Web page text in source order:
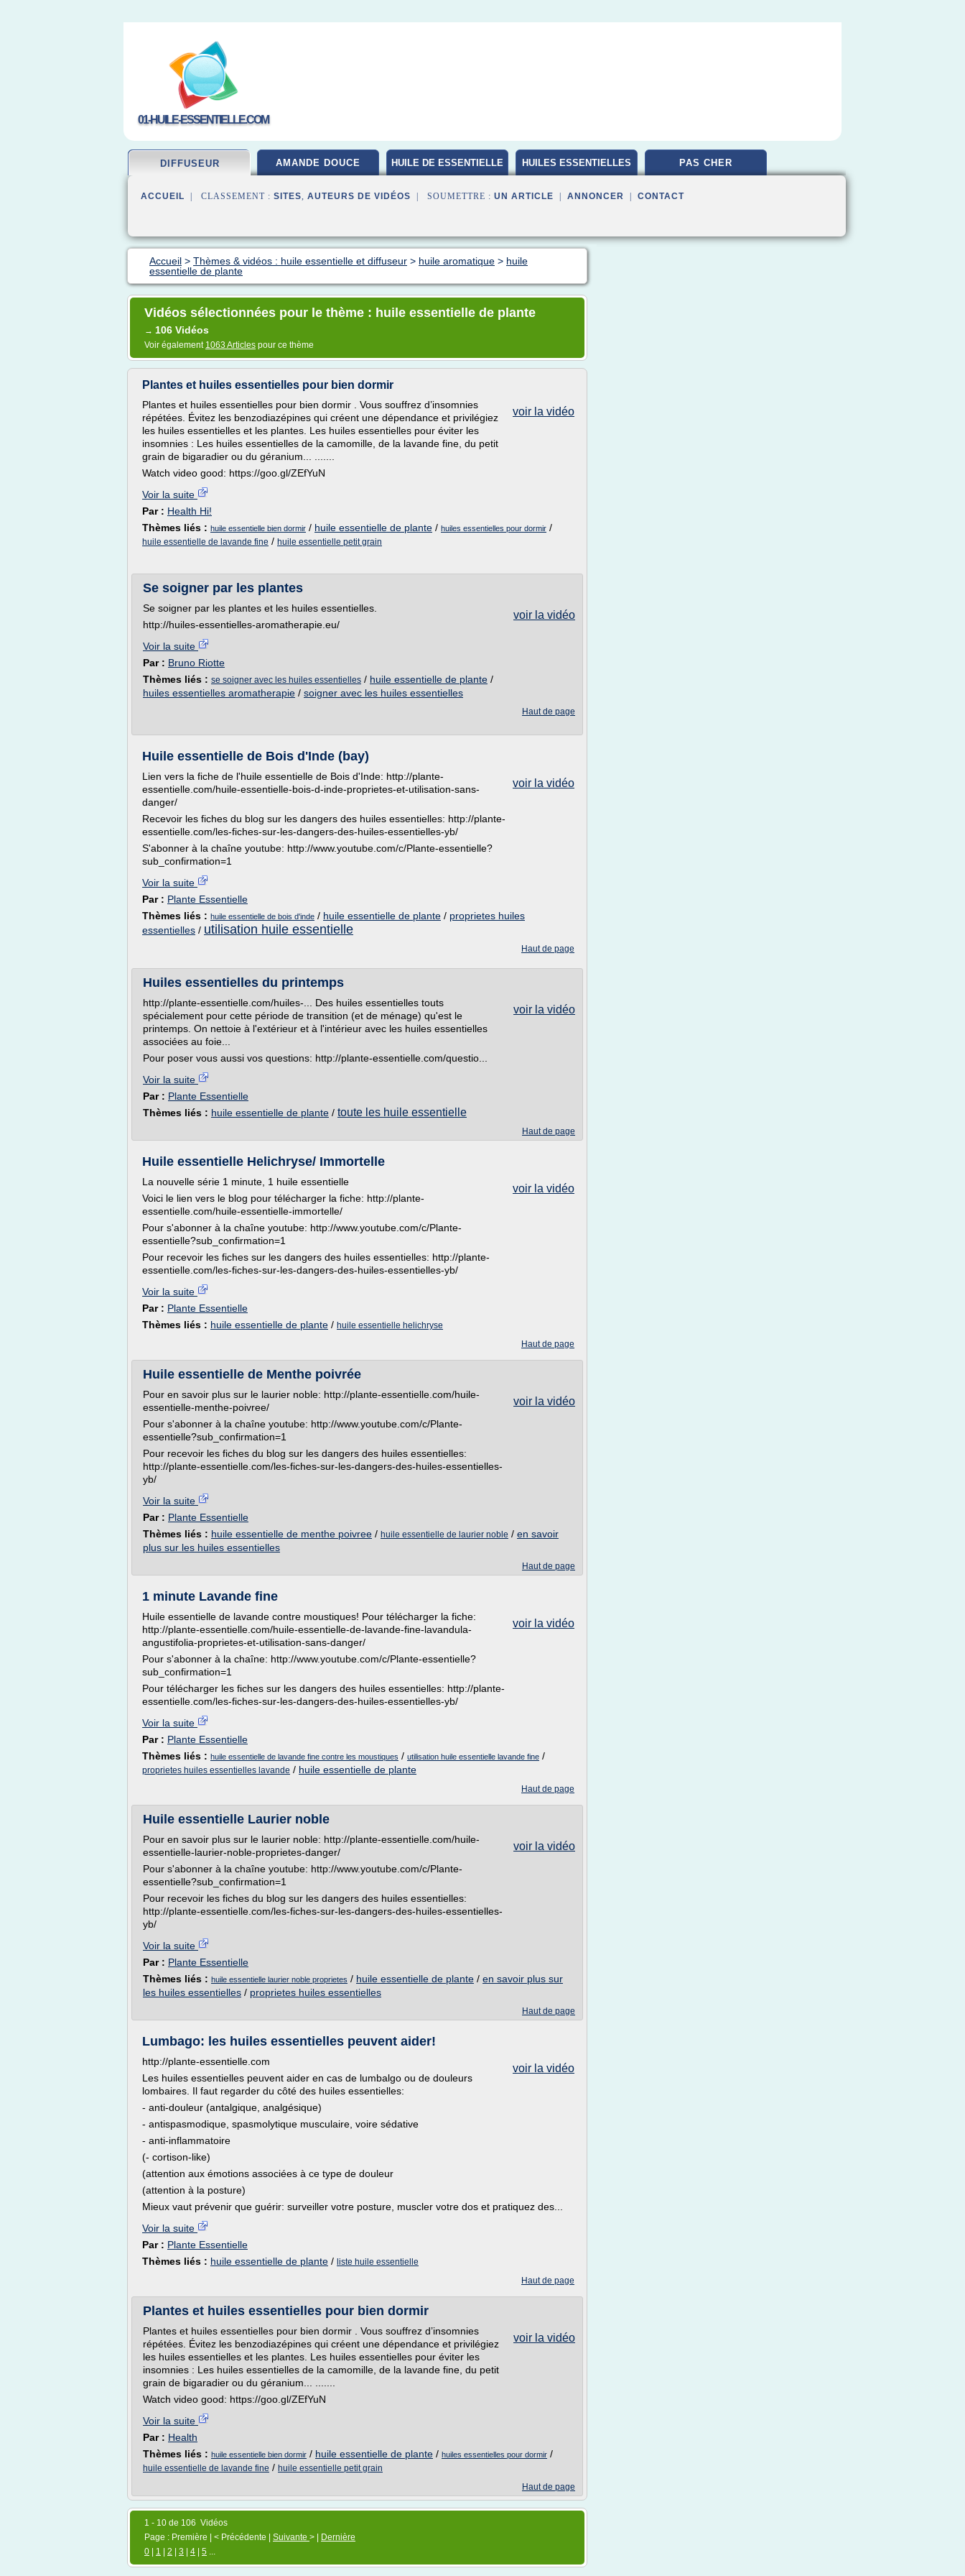
01-HUILE-ESSENTIELLE.COM
DIFFUSEUR AMANDE DOUCE HUILE DE ESSENTIELLE HUILES ESSENTIELLES PAS CHER
ACCUEIL | CLASSEMENT : SITES, AUTEURS DE VIDÉOS | SOUMETTRE : UN ARTICLE ANNONCER CONTACT
Accueil > Thèmes & vidéos : huile essentielle et diffuseur > huile aromatique > huile
essentielle de plante
Vidéos sélectionnées pour le thème : huile essentielle de plante
→ 106 Vidéos
Voir également 1063 Articles pour ce thème
Plantes et huiles essentielles pour bien dormir
voir la vidéo
Plantes et huiles essentielles pour bien dormir . Vous souffrez d’insomnies
répétées. Évitez les benzodiazépines qui créent une dépendance et privilégiez
les huiles essentielles et les plantes. Les huiles essentielles pour éviter les
insomnies : Les huiles essentielles de la camomille, de la lavande fine, du petit
grain de bigaradier ou du géranium... .......
Watch video good: https://goo.gl/ZEfYuN
Voir la suite
Par : Health Hi!
Thèmes liés : huile essentielle bien dormir / huile essentielle de plante / huiles essentielles pour dormir /
huile essentielle de lavande fine / huile essentielle petit grain
Se soigner par les plantes
voir la vidéo
Se soigner par les plantes et les huiles essentielles.
http://huiles-essentielles-aromatherapie.eu/
Voir la suite
Par : Bruno Riotte
Thèmes liés : se soigner avec les huiles essentielles / huile essentielle de plante /
huiles essentielles aromatherapie / soigner avec les huiles essentielles
Haut de page
Huile essentielle de Bois d'Inde (bay)
voir la vidéo
Lien vers la fiche de l'huile essentielle de Bois d'Inde: http://plante-
essentielle.com/huile-essentielle-bois-d-inde-proprietes-et-utilisation-sans-
danger/
Recevoir les fiches du blog sur les dangers des huiles essentielles: http://plante-
essentielle.com/les-fiches-sur-les-dangers-des-huiles-essentielles-yb/
S'abonner à la chaîne youtube: http://www.youtube.com/c/Plante-essentielle?
sub_confirmation=1
Voir la suite
Par : Plante Essentielle
Thèmes liés : huile essentielle de bois d'inde / huile essentielle de plante / proprietes huiles
essentielles / utilisation huile essentielle
Haut de page
Huiles essentielles du printemps
voir la vidéo
http://plante-essentielle.com/huiles-... Des huiles essentielles touts
spécialement pour cette période de transition (et de ménage) qu'est le
printemps. On nettoie à l'extérieur et à l'intérieur avec les huiles essentielles
associées au foie...
Pour poser vous aussi vos questions: http://plante-essentielle.com/questio...
Voir la suite
Par : Plante Essentielle
Thèmes liés : huile essentielle de plante / toute les huile essentielle
Haut de page
Huile essentielle Helichryse/ Immortelle
voir la vidéo
La nouvelle série 1 minute, 1 huile essentielle
Voici le lien vers le blog pour télécharger la fiche: http://plante-
essentielle.com/huile-essentielle-immortelle/
Pour s'abonner à la chaîne youtube: http://www.youtube.com/c/Plante-
essentielle?sub_confirmation=1
Pour recevoir les fiches sur les dangers des huiles essentielles: http://plante-
essentielle.com/les-fiches-sur-les-dangers-des-huiles-essentielles-yb/
Voir la suite
Par : Plante Essentielle
Thèmes liés : huile essentielle de plante / huile essentielle helichryse
Haut de page
Huile essentielle de Menthe poivrée
voir la vidéo
Pour en savoir plus sur le laurier noble: http://plante-essentielle.com/huile-
essentielle-menthe-poivree/
Pour s'abonner à la chaîne youtube: http://www.youtube.com/c/Plante-
essentielle?sub_confirmation=1
Pour recevoir les fiches du blog sur les dangers des huiles essentielles:
http://plante-essentielle.com/les-fiches-sur-les-dangers-des-huiles-essentielles-
yb/
Voir la suite
Par : Plante Essentielle
Thèmes liés : huile essentielle de menthe poivree / huile essentielle de laurier noble / en savoir
plus sur les huiles essentielles
Haut de page
1 minute Lavande fine
voir la vidéo
Huile essentielle de lavande contre moustiques! Pour télécharger la fiche:
http://plante-essentielle.com/huile-essentielle-de-lavande-fine-lavandula-
angustifolia-proprietes-et-utilisation-sans-danger/
Pour s'abonner à la chaîne: http://www.youtube.com/c/Plante-essentielle?
sub_confirmation=1
Pour télécharger les fiches sur les dangers des huiles essentielles: http://plante-
essentielle.com/les-fiches-sur-les-dangers-des-huiles-essentielles-yb/
Voir la suite
Par : Plante Essentielle
Thèmes liés : huile essentielle de lavande fine contre les moustiques / utilisation huile essentielle lavande fine /
proprietes huiles essentielles lavande / huile essentielle de plante
Haut de page
Huile essentielle Laurier noble
voir la vidéo
Pour en savoir plus sur le laurier noble: http://plante-essentielle.com/huile-
essentielle-laurier-noble-proprietes-danger/
Pour s'abonner à la chaîne youtube: http://www.youtube.com/c/Plante-
essentielle?sub_confirmation=1
Pour recevoir les fiches du blog sur les dangers des huiles essentielles:
http://plante-essentielle.com/les-fiches-sur-les-dangers-des-huiles-essentielles-
yb/
Voir la suite
Par : Plante Essentielle
Thèmes liés : huile essentielle laurier noble proprietes / huile essentielle de plante / en savoir plus sur
les huiles essentielles / proprietes huiles essentielles
Haut de page
Lumbago: les huiles essentielles peuvent aider!
voir la vidéo
http://plante-essentielle.com
Les huiles essentielles peuvent aider en cas de lumbalgo ou de douleurs
lombaires. Il faut regarder du côté des huiles essentielles:
- anti-douleur (antalgique, analgésique)
- antispasmodique, spasmolytique musculaire, voire sédative
- anti-inflammatoire
(- cortison-like)
(attention aux émotions associées à ce type de douleur
(attention à la posture)
Mieux vaut prévenir que guérir: surveiller votre posture, muscler votre dos et pratiquez des...
Voir la suite
Par : Plante Essentielle
Thèmes liés : huile essentielle de plante / liste huile essentielle
Haut de page
Plantes et huiles essentielles pour bien dormir
voir la vidéo
Plantes et huiles essentielles pour bien dormir . Vous souffrez d’insomnies
répétées. Évitez les benzodiazépines qui créent une dépendance et privilégiez
les huiles essentielles et les plantes. Les huiles essentielles pour éviter les
insomnies : Les huiles essentielles de la camomille, de la lavande fine, du petit
grain de bigaradier ou du géranium... .......
Watch video good: https://goo.gl/ZEfYuN
Voir la suite
Par : Health
Thèmes liés : huile essentielle bien dormir / huile essentielle de plante / huiles essentielles pour dormir /
huile essentielle de lavande fine / huile essentielle petit grain
Haut de page
1 - 10 de 106 Vidéos
Page : Première | < Précédente | Suivante > |
Dernière
0
1 2 3 4 5 ...